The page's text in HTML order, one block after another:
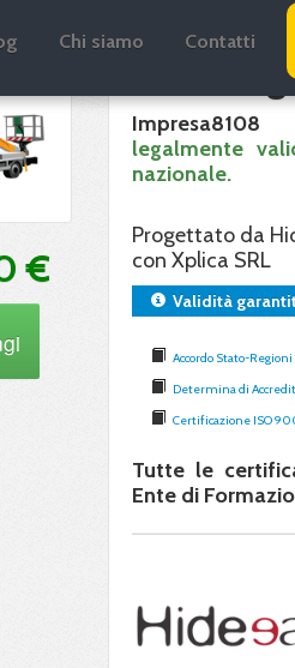
Chi siamo Contatti
€
Validità
legalmente
nazionale.
Progettato da
con Xplica SRL
Validità
Accordo Stato-
Determina di
Certificazione ISO
Tutte le
Ente di